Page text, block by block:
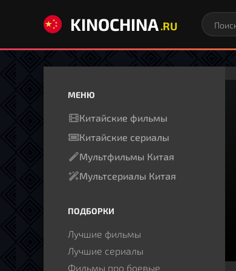
KINOCHINA.RU
МЕНЮ
Китайские фильмы
Китайские сериалы
Мультфильмы Китая
Мультсериалы Китая
ПОДБОРКИ
Лучшие фильмы
Лучшие сериалы
Фильмы про боевые